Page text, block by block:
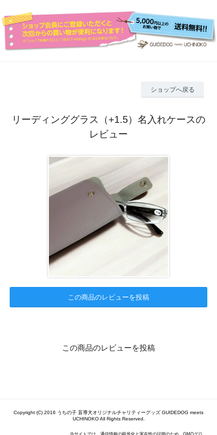
ショップへ戻る
リーディンググラス（+1.5）名入れケースの
レビュー
この商品のレビューを投稿
この商品のレビューを投稿
Copyright (C) 2016 うちの子 盲導犬オリジナルチャリティーグッズ GUIDEDOG meets
UCHINOKO All Rights Reserved.
当サイトでは、通信情報の暗号化と実在性の証明のため、GMOグロ